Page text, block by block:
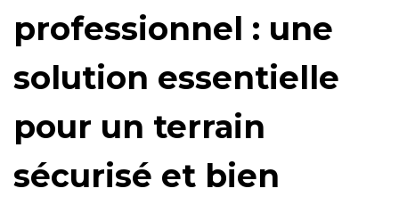
professionnel : une
solution essentielle
pour un terrain
sécurisé et bien